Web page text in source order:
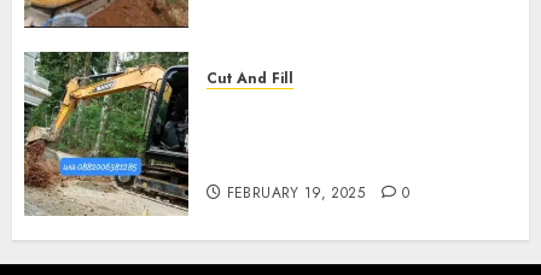
Cut And Fill
FEBRUARY 19, 2025 0